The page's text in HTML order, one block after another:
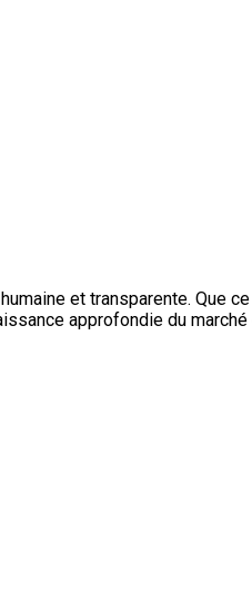
et transparente. Que ce
approfondie du